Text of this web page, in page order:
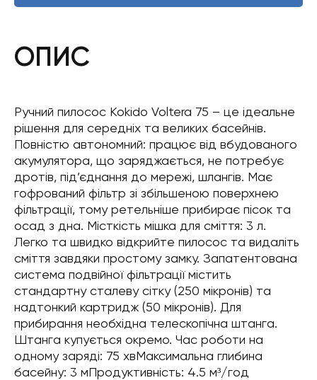
ОПИС
Ручний пилосос Kokido Voltera 75 – це ідеальне
рішення для середніх та великих басейнів.
Повністю автономний: працює від вбудованого
акумулятора, що заряджається, не потребує
дротів, під’єднання до мережі, шлангів. Має
гофрований фільтр зі збільшеною поверхнею
фільтрації, тому ретельніше прибирає пісок та
осад з дна. Місткість мішка для сміття: 3 л.
Легко та швидко відкрийте пилосос та видаліть
сміття завдяки простому замку. Запатентована
система подвійної фільтрації містить
стандартну сталеву сітку (250 мікронів) та
надтонкий картридж (50 мікронів). Для
прибирання необхідна телескопічна штанга.
Штанга купується окремо. Час роботи на
одному заряді: 75 хвМаксимальна глибина
басейну: 3 мПродуктивність: 4.5 м³/год